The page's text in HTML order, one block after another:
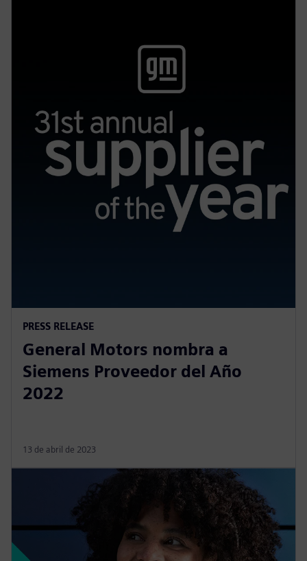
PRESS RELEASE
General Motors nombra a
Siemens Proveedor del Año
2022
13 de abril de 2023